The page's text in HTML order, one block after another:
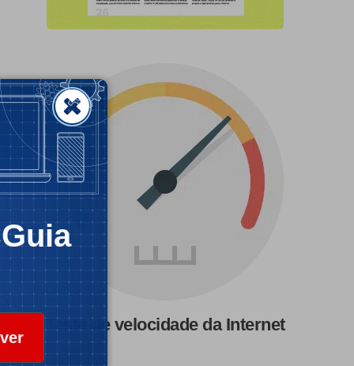
Teste de velocidade da Internet